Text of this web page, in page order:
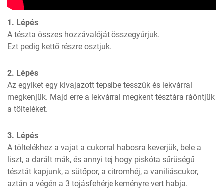
1. Lépés
A tészta összes hozzávalóját összegyúrjuk.
Ezt pedig kettő részre osztjuk.
2. Lépés
Az egyiket egy kivajazott tepsibe tesszük és lekvárral
megkenjük. Majd erre a lekvárral megkent tésztára ráöntjük
a tölteléket.
3. Lépés
A töltelékhez a vajat a cukorral habosra keverjük, bele a
liszt, a darált mák, és annyi tej hogy piskóta sűrüségű
tésztát kapjunk, a sütőpor, a citromhéj, a vaniliáscukor,
aztán a végén a 3 tojásfehérje keményre vert habja.